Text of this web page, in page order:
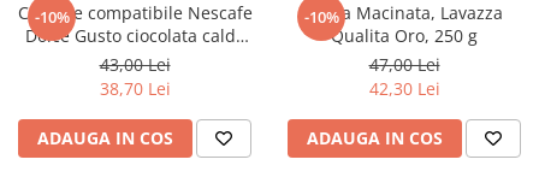
SelfHealing
Vindecare Spirituala
Clubul Premiantilor
Super pitici 2-5 ani
Culegeri Auxiliare
Dezvoltare personala
Dictionare
-10%
Capsule compatibile Nescafe
Dolce Gusto ciocolata calda
Bounty, 8 capsule,120g
43,00 Lei
38,70 Lei
ADAUGA IN COS
-10%
Cafea Macinata, Lavazza
Qualita Oro, 250 g
47,00 Lei
42,30 Lei
ADAUGA IN COS